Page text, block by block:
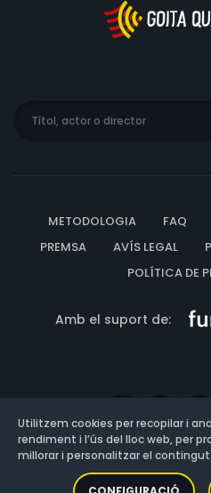
METODOLOGIA FAQ
PREMSA
AVÍS LEGAL
POLÍTICA DE
Amb el suport de:
Versió:
Utilitzem cookies per recopilar i
rendiment i l’ús del lloc web, per
millorar i personalitzar el contingut.